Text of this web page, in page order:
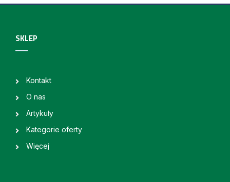
SKLEP
Kontakt
O nas
Artykuły
Kategorie oferty
Więcej